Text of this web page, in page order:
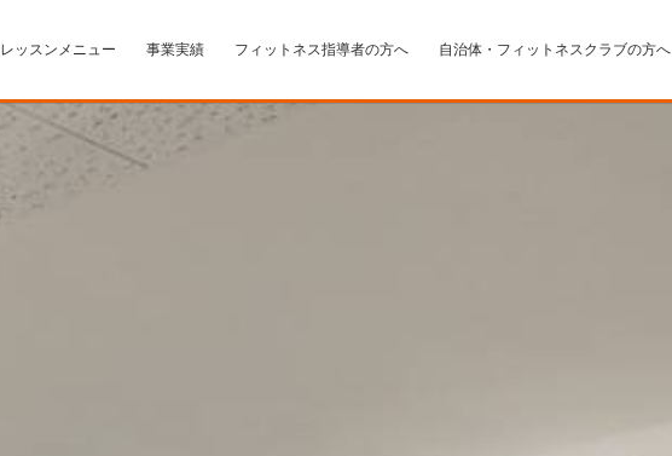
レッスンメニュー 事業実績 フィットネス指導者の方へ 自治体・フィットネスクラブの方へ